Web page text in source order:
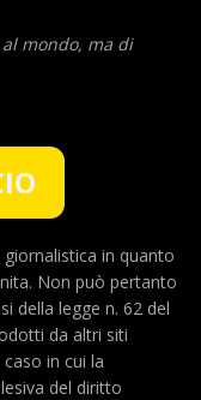
mondo, ma di
in quanto
Non può pertanto
della legge n. 62 del
da altri siti
in cui la
del diritto